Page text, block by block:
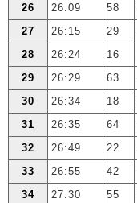
26
26:09 58
27
26:15 29
28
26:24 16
29
26:29 63
30
26:34 18
31
26:35 64
32
26:49 22
33
26:55 42
34
27:30 55